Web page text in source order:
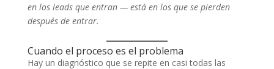
en los leads que entran — está en los que se pierden
después de entrar.
Cuando el proceso es el problema
Hay un diagnóstico que se repite en casi todas las